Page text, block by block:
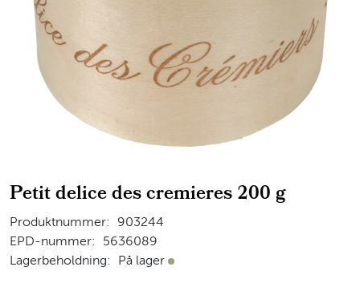
Petit delice des cremieres 200 g
Produktnummer:
903244
EPD-nummer:
5636089
Lagerbeholdning:
På lager På lager